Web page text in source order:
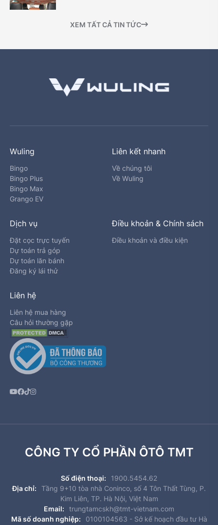
XEM TẤT CẢ TIN TỨC
Wuling
Bingo
Bingo Plus
Bingo Max
Grango EV
Liên kết nhanh
Về chúng tôi
Về Wuling
Dịch vụ
Đặt cọc trực tuyến
Dự toán trả góp
Dự toán lăn bánh
Đăng ký lái thử
Điều khoản & Chính sách
Điều khoản và điều kiện
Liên hệ
Liên hệ mua hàng
Câu hỏi thường gặp
CÔNG TY CỔ PHẦN ÔTÔ TMT
Số điện thoại:
1900.5454.62
Địa chỉ:
Tầng 9+10 tòa nhà Coninco, số 4 Tôn Thất Tùng, P.
Kim Liên, TP. Hà Nội, Việt Nam
Email:
trungtamcskh@tmt-vietnam.com
Mã số doanh nghiệp:
0100104563 - Sở kế hoạch đầu tư Hà